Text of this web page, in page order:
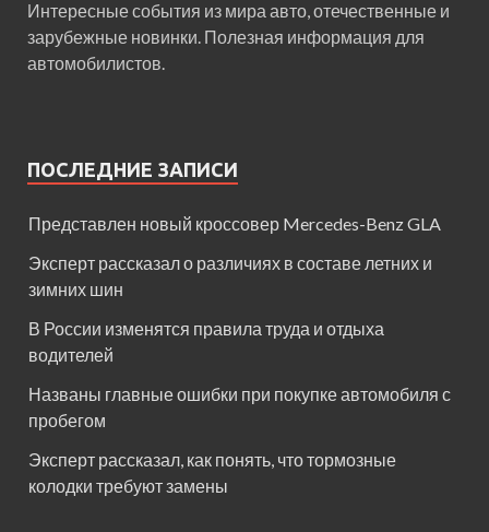
Интересные события из мира авто, отечественные и
зарубежные новинки. Полезная информация для
автомобилистов.
ПОСЛЕДНИЕ ЗАПИСИ
Представлен новый кроссовер Mercedes-Benz GLA
Эксперт рассказал о различиях в составе летних и
зимних шин
В России изменятся правила труда и отдыха
водителей
Названы главные ошибки при покупке автомобиля с
пробегом
Эксперт рассказал, как понять, что тормозные
колодки требуют замены